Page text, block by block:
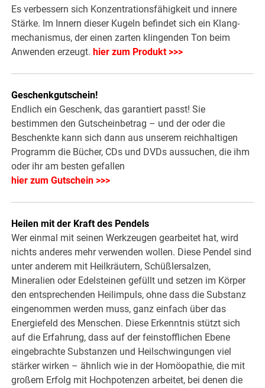
Es verbessern sich Konzentra­tionsfähigkeit und innere
Stärke. Im Innern dieser Kugeln befindet sich ein Klang­
mechanismus, der einen zarten klingenden Ton beim
Anwenden erzeugt. hier zum Produkt >>>
Geschenkgutschein!
Endlich ein Geschenk, das garantiert passt! Sie
bestimmen den Gutscheinbetrag – und der oder die
Beschenkte kann sich dann aus unserem reichhaltigen
Programm die Bücher, CDs und DVDs aussuchen, die ihm
oder ihr am besten gefallen
hier zum Gutschein >>>
Heilen mit der Kraft des Pendels
Wer einmal mit seinen Werkzeugen gearbeitet hat, wird
nichts anderes mehr verwenden wollen. Diese Pendel sind
unter anderem mit Heilkräutern, Schüßlersalzen,
Mineralien oder Edelsteinen gefüllt und setzen im Körper
den entsprechenden Heilimpuls, ohne dass die Substanz
eingenommen werden muss, ganz einfach über das
Energiefeld des Menschen. Diese Erkenntnis stützt sich
auf die Erfahrung, dass auf der feinstofflichen Ebene
eingebrachte Substanzen und Heilschwingungen viel
stärker wirken – ähnlich wie in der Homöopathie, die mit
großem Erfolg mit Hochpotenzen arbeitet, bei denen die